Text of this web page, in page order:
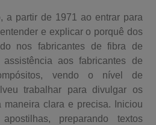
a partir de 1971 ao entrar para
e explicar o porquê dos
nos fabricantes de fibra de
aos fabricantes de
vendo o nível de
trabalhar para divulgar os
maneira clara e precisa. Iniciou
preparando textos